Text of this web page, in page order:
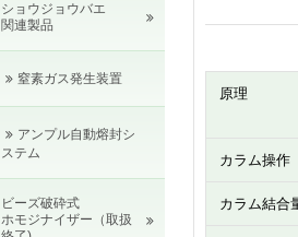
原理
カラム操作
カラム結合
ショウジョウバエ
関連製品
窒素ガス発生装置
アンプル自動熔封シ
ステム
ビーズ破砕式
ホモジナイザー（取扱